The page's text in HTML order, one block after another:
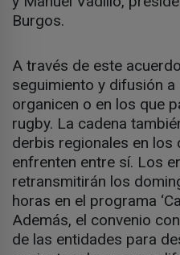
Burgos.
A través de este
seguimiento y difusión
organicen o en los que
rugby. La cadena
derbis regionales en
enfrenten entre sí. Los
retransmitirán los
horas en el programa
Además, el convenio
de las entidades para